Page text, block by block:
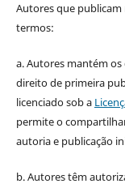
Autores que
termos:
a. Autores mantém
direito de primeira
licenciado sob a
permite o
autoria e publicação
b. Autores têm